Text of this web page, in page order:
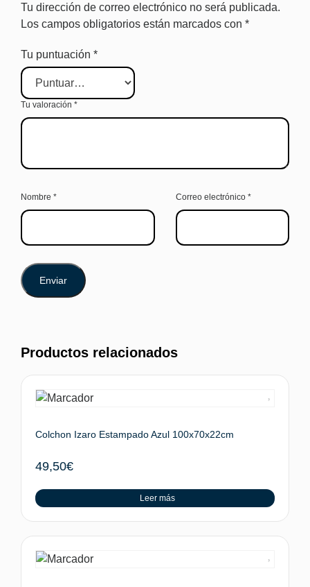
Tu dirección de correo electrónico no será publicada.
Los campos obligatorios están marcados con *
Tu puntuación *
Tu valoración *
Nombre * Correo electrónico *
Productos relacionados
Colchon Izaro Estampado Azul 100x70x22cm
49,50€
Leer más